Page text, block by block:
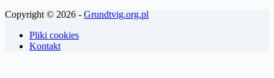
Copyright © 2026 - Grundtvig.org.pl
Pliki cookies
Kontakt